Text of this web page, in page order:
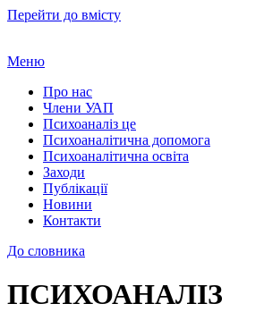
Перейти до вмісту
Меню
Про нас
Члени УАП
Психоаналіз це
Психоаналітична допомога
Психоаналітична освіта
Заходи
Публікації
Новини
Контакти
До словника
ПСИХОАНАЛІЗ